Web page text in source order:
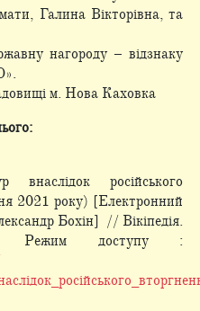
Галина Вікторівна, та
нагороду – відзнаку
м. Нова Каховка
російського
2021 року) [Електронний
Бохін] // Вікіпедія.
доступу :